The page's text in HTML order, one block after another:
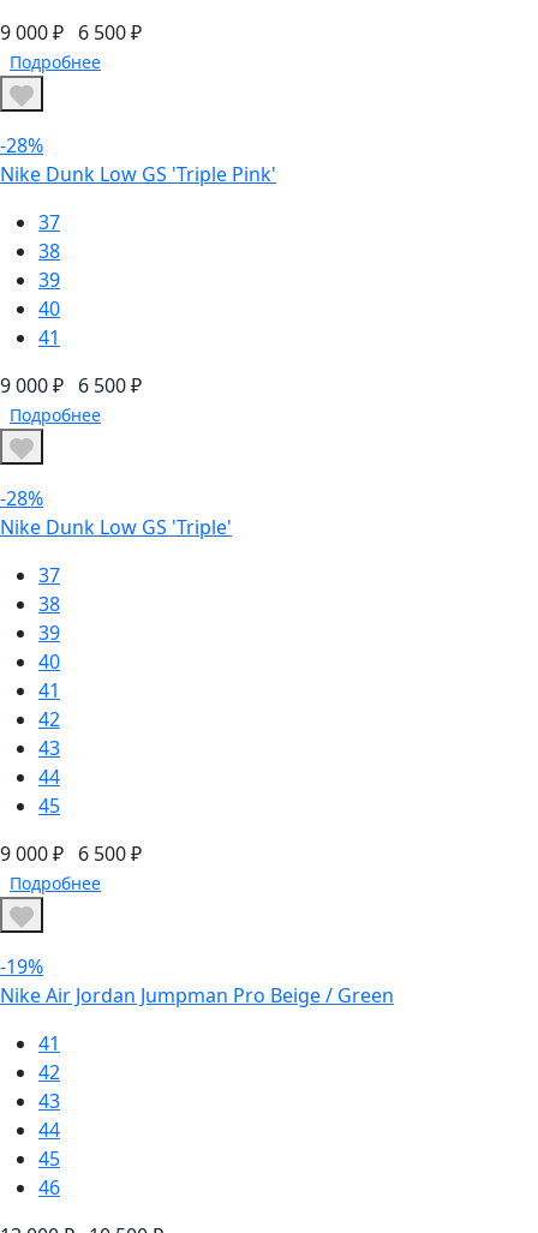
9 000 ₽ 6 500 ₽
Подробнее
-28%
Nike Dunk Low GS 'Triple Pink'
37
38
39
40
41
9 000 ₽ 6 500 ₽
Подробнее
-28%
Nike Dunk Low GS 'Triple'
37
38
39
40
41
42
43
44
45
9 000 ₽ 6 500 ₽
Подробнее
-19%
Nike Air Jordan Jumpman Pro Beige / Green
41
42
43
44
45
46